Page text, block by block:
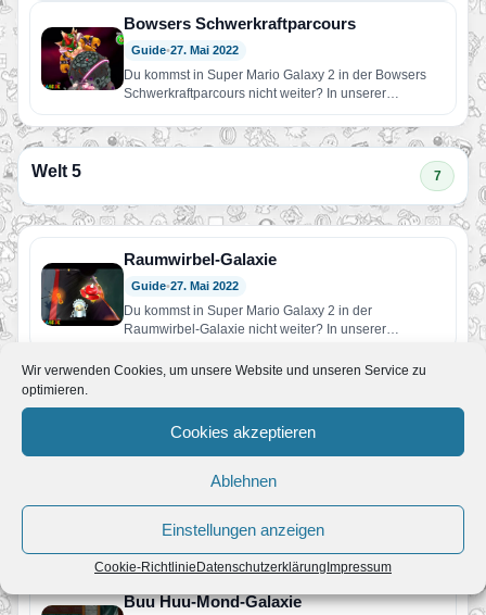
Wir verwenden Cookies, um unsere Website und unseren Service zu
optimieren.
Cookies akzeptieren
Ablehnen
Einstellungen anzeigen
Cookie-Richtlinie Datenschutzerklärung Impressum
Bowsers Schwerkraftparcours
Guide•27. Mai 2022
Du kommst in Super Mario Galaxy 2 in der Bowsers
Schwerkraftparcours nicht weiter? In unserer
Komplettlösungen findest du…
Welt 5 7
Raumwirbel-Galaxie
Guide•27. Mai 2022
Du kommst in Super Mario Galaxy 2 in der
Raumwirbel-Galaxie nicht weiter? In unserer
Schlingersand-Galaxie
Du kommst in Super Mario Galaxy 2 in der
Schlingersand-Galaxie nicht weiter? In unserer
Heißkalt-Galaxie
Du kommst in Super Mario Galaxy 2 in der Heißkalt-
Galaxie nicht weiter? In unserer Komplettlösungen
findest du Hilfe!…
Buu Huu-Mond-Galaxie